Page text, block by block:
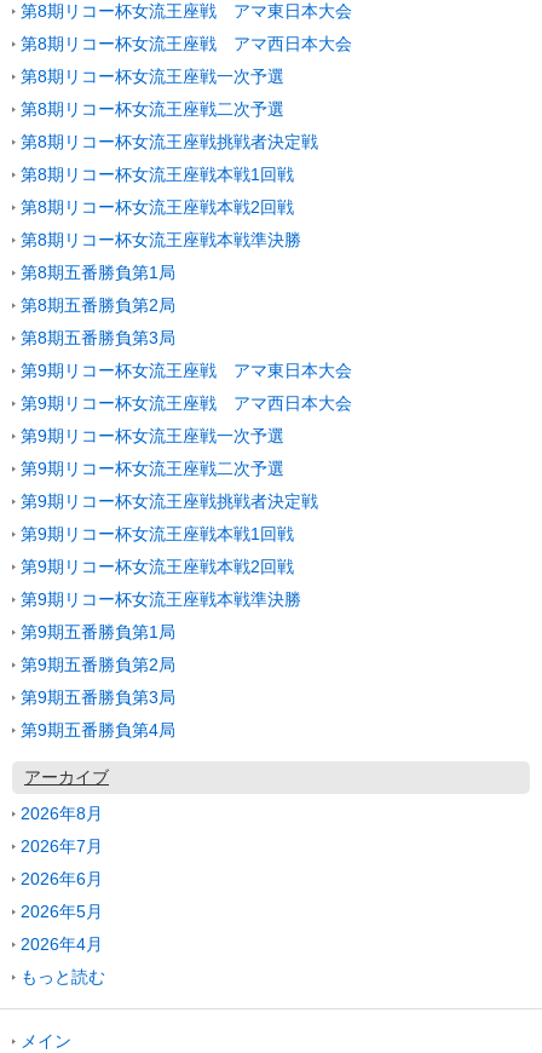
第8期リコー杯女流王座戦 アマ東日本大会
第8期リコー杯女流王座戦 アマ西日本大会
第8期リコー杯女流王座戦一次予選
第8期リコー杯女流王座戦二次予選
第8期リコー杯女流王座戦挑戦者決定戦
第8期リコー杯女流王座戦本戦1回戦
第8期リコー杯女流王座戦本戦2回戦
第8期リコー杯女流王座戦本戦準決勝
第8期五番勝負第1局
第8期五番勝負第2局
第8期五番勝負第3局
第9期リコー杯女流王座戦 アマ東日本大会
第9期リコー杯女流王座戦 アマ西日本大会
第9期リコー杯女流王座戦一次予選
第9期リコー杯女流王座戦二次予選
第9期リコー杯女流王座戦挑戦者決定戦
第9期リコー杯女流王座戦本戦1回戦
第9期リコー杯女流王座戦本戦2回戦
第9期リコー杯女流王座戦本戦準決勝
第9期五番勝負第1局
第9期五番勝負第2局
第9期五番勝負第3局
第9期五番勝負第4局
アーカイブ
2026年8月
2026年7月
2026年6月
2026年5月
2026年4月
もっと読む
メイン